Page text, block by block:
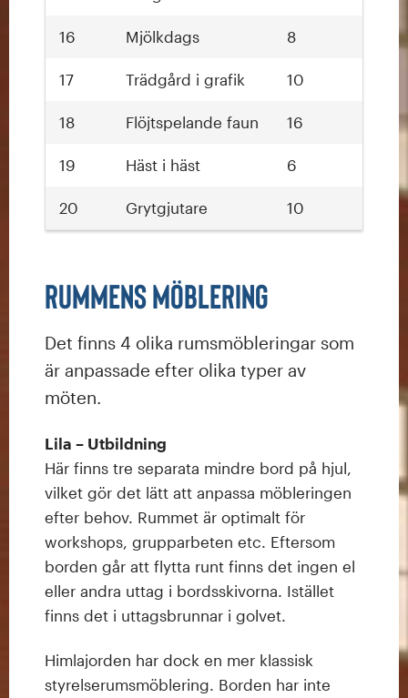
16 Mjölkdags 8
17 Trädgård i grafik 10
18 Flöjtspelande faun 16
19 Häst i häst 6
20 Grytgjutare 10
Rummens möblering
Det finns 4 olika rumsmöbleringar som
är anpassade efter olika typer av
möten.
Lila – Utbildning
Här finns tre separata mindre bord på hjul,
vilket gör det lätt att anpassa möbleringen
efter behov. Rummet är optimalt för
workshops, grupparbeten etc. Eftersom
borden går att flytta runt finns det ingen el
eller andra uttag i bordsskivorna. Istället
finns det i uttagsbrunnar i golvet.
Himlajorden har dock en mer klassisk
styrelserumsmöblering. Borden har inte